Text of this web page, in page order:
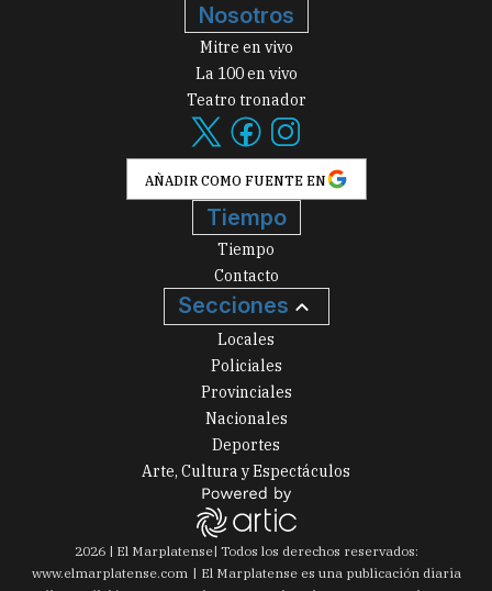
Nosotros
Mitre en vivo
La 100 en vivo
Teatro tronador
AÑADIR COMO FUENTE EN
Tiempo
Tiempo
Contacto
Secciones
Locales
Policiales
Provinciales
Nacionales
Deportes
Arte, Cultura y Espectáculos
2026| El Marplatense| Todos los derechos reservados:
www.elmarplatense.com
El Marplatense es una publicación diaria